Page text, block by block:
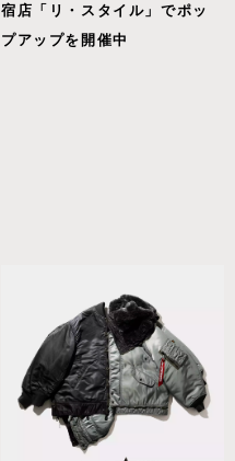
宿店「リ・スタイル」でポッ
プアップを開催中